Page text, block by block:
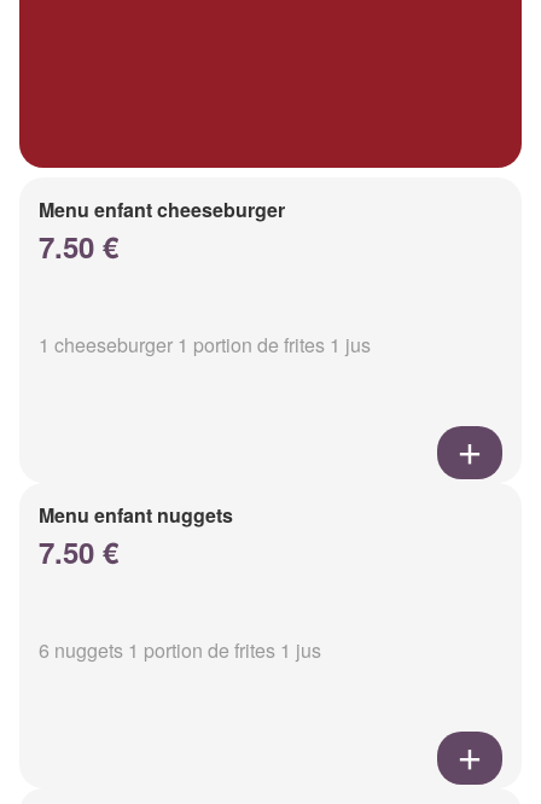
Menu enfant cheeseburger
7.50 €
1 cheeseburger 1 portion de frites 1 jus
Menu enfant nuggets
7.50 €
6 nuggets 1 portion de frites 1 jus